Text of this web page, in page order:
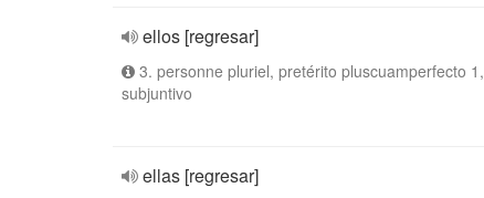
ellos [regresar]
3. personne pluriel, pretérito pluscuamperfecto 1,
subjuntivo
ellas [regresar]